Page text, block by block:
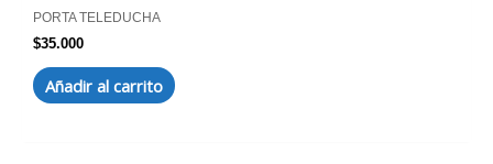
PORTA TELEDUCHA
$35.000
Añadir al carrito